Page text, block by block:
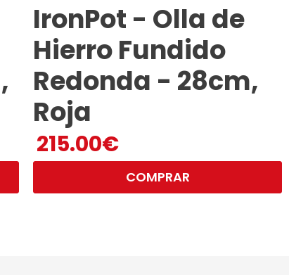
IronPot - Olla de
Hierro Fundido
Redonda - 28cm,
Roja
215.00€
COMPRAR